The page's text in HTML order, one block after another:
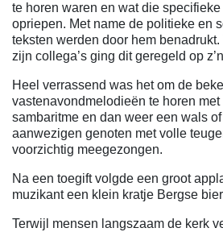
te horen waren en wat die
opriepen. Met name de politieke en
teksten werden door hem benadrukt.
zijn collega’s ging dit geregeld op
Heel verrassend was het om de
vastenavondmelodieën te horen met
sambaritme en dan weer een wals
aanwezigen genoten met volle
voorzichtig meegezongen.
Na een toegift volgde een groot
muzikant een klein kratje Bergse
Terwijl mensen langszaam de kerk